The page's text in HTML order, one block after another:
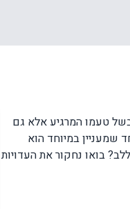
טעמו המרגיע אלא גם
שמעניין במיוחד הוא
בואו נחקור את העדויות